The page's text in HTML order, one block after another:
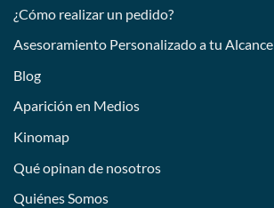
¿Cómo realizar un pedido?
Asesoramiento Personalizado a tu Alcance
Blog
Aparición en Medios
Kinomap
Qué opinan de nosotros
Quiénes Somos